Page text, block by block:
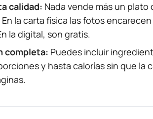
calidad: Nada vende más un plato
la carta física las fotos encarecen
la digital, son gratis.
completa: Puedes incluir
y hasta calorías sin que la